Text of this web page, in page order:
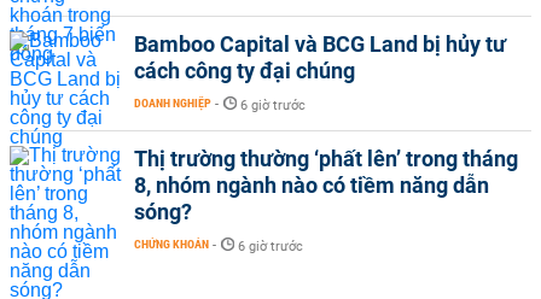
Bamboo Capital và BCG Land bị hủy tư
cách công ty đại chúng
DOANH NGHIỆP - 6 giờ trước
Thị trường thường ‘phất lên’ trong tháng
8, nhóm ngành nào có tiềm năng dẫn
sóng?
CHỨNG KHOÁN - 6 giờ trước